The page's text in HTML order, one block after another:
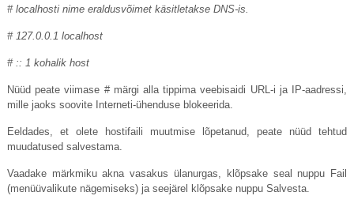
# localhosti nime eraldusvõimet käsitletakse DNS-is.
# 127.0.0.1 localhost
# :: 1 kohalik host
Nüüd peate viimase # märgi alla tippima veebisaidi URL-i ja IP-aadressi,
mille jaoks soovite Interneti-ühenduse blokeerida.
Eeldades, et olete hostifaili muutmise lõpetanud, peate nüüd tehtud
muudatused salvestama.
Vaadake märkmiku akna vasakus ülanurgas, klõpsake seal nuppu Fail
(menüüvalikute nägemiseks) ja seejärel klõpsake nuppu Salvesta.